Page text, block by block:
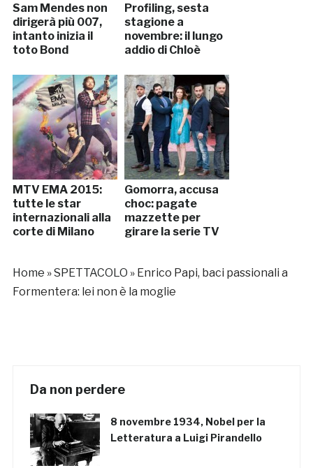
Sam Mendes non
dirigerà più 007,
intanto inizia il
toto Bond
Profiling, sesta
stagione a
novembre: il lungo
addio di Chloè
MTV EMA 2015:
tutte le star
internazionali alla
corte di Milano
Gomorra, accusa
choc: pagate
mazzette per
girare la serie TV
Home »SPETTACOLO » Enrico Papi, baci passionali a
Formentera: lei non è la moglie
Da non perdere
8 novembre 1934, Nobel per la
Letteratura a Luigi Pirandello